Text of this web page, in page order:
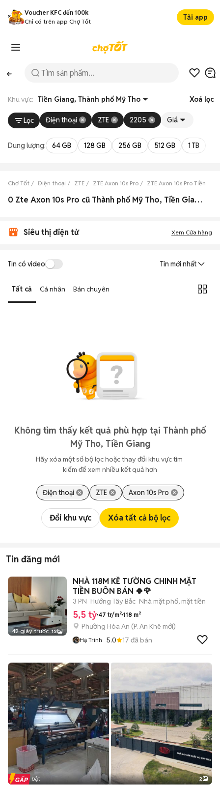
Voucher KFC đến 100k
Chỉ có trên app Chợ Tốt
Tải app
Khu vực: Tiền Giang, Thành phố Mỹ Tho Xoá lọc
Lọc Điện thoại ZTE 2205 Giá
Dung lượng: 64 GB 128 GB 256 GB 512 GB 1 TB
Chợ Tốt Điện thoại ZTE ZTE Axon 10s Pro ZTE Axon 10s Pro Tiền
0 Zte Axon 10s Pro cũ Thành phố Mỹ Tho, Tiền Giang đẹp
Siêu thị điện tử Xem Cửa hàng
Tin có video Tin mới nhất
Tất cả Cá nhân Bán chuyên
Không tìm thấy kết quả phù hợp tại Thành phố
Mỹ Tho, Tiền Giang
Hãy xóa một số bộ lọc hoặc thay đổi khu vực tìm
kiếm để xem nhiều kết quả hơn
Điện thoại ZTE Axon 10s Pro
Đổi khu vực Xóa tất cả bộ lọc
Tin đăng mới
42 giây trước 12
NHÀ 118M KỀ TƯỜNG CHINH MẶT
TIỀN BUÔN BÁN 🍀🌹
3 PN Hướng Tây Bắc Nhà mặt phố, mặt tiền
5,5 tỷ 47 tr/m² 118 m²
Phường Hòa An (P. An Khê mới)
Hạ Trinh 5.0 17 đã bán
Tin nổi bật 2